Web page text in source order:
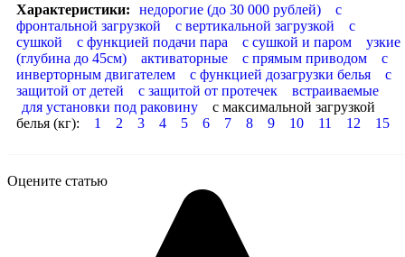
Характеристики:
недорогие (до 30 000 рублей)
с
фронтальной загрузкой
с вертикальной загрузкой
с
сушкой
с функцией подачи пара с сушкой и паром
узкие
(глубина до 45см)
активаторные с прямым приводом
с
инверторным двигателем
с функцией дозагрузки белья
с
защитой от детей
с защитой от протечек
встраиваемые
для установки под раковину
с максимальной загрузкой
белья (кг):
1 2 3 4 5 6 7 8 9 10 11 12 15
Оцените статью